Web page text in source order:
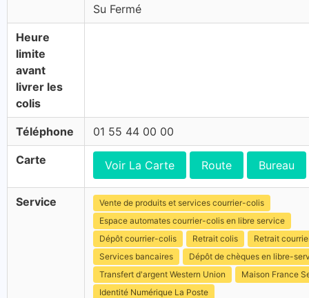
Su Fermé
Heure
limite
avant
livrer les
colis
Téléphone 01 55 44 00 00
Carte Voir La Carte Route Bureau
Service
Vente de produits et services courrier-colis
Espace automates courrier-colis en libre service
Dépôt courrier-colis
Retrait colis
Retrait
Services bancaires
Dépôt de chèques en libre-
Transfert d'argent Western Union
Maison France
Identité Numérique La Poste